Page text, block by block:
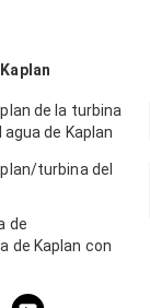
de la turbina
de Kaplan
- de los 70m
turbina del
de
de Kaplan con